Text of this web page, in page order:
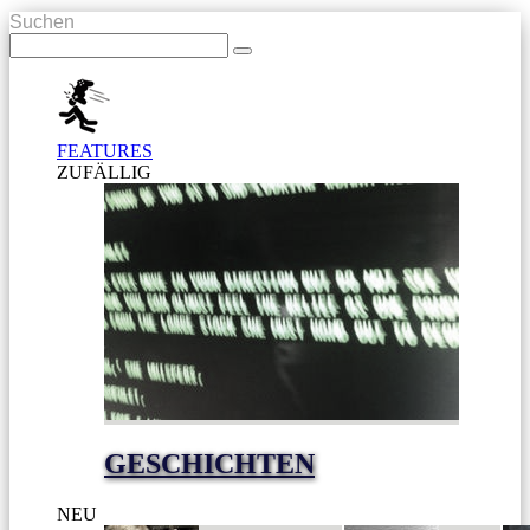
Suchen
FEATURES
ZUFÄLLIG
GESCHICHTEN
NEU